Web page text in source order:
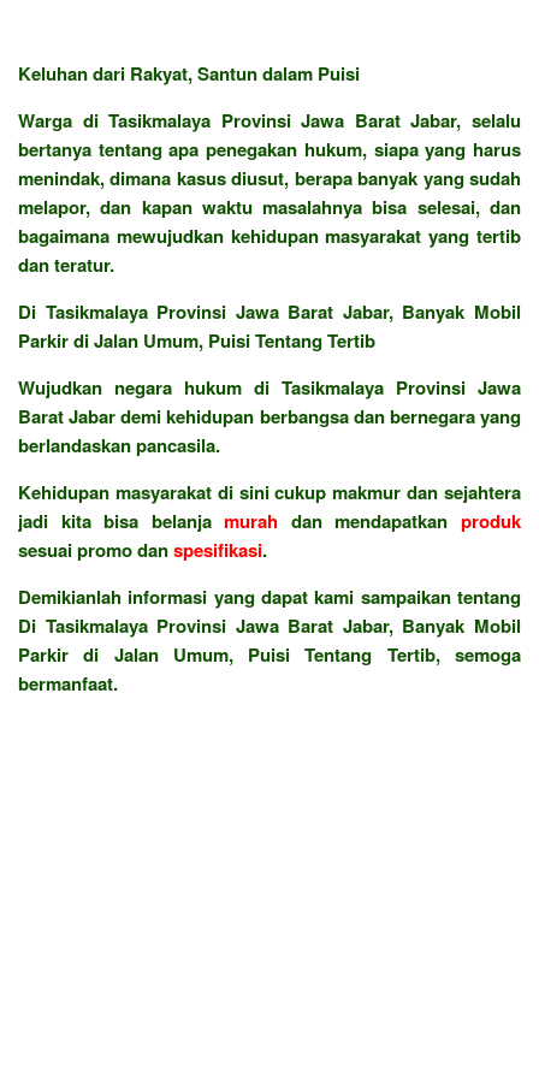
Keluhan dari Rakyat, Santun dalam Puisi
Warga di Tasikmalaya Provinsi Jawa Barat Jabar, selalu
bertanya tentang apa penegakan hukum, siapa yang harus
menindak, dimana kasus diusut, berapa banyak yang sudah
melapor, dan kapan waktu masalahnya bisa selesai, dan
bagaimana mewujudkan kehidupan masyarakat yang tertib
dan teratur.
Di Tasikmalaya Provinsi Jawa Barat Jabar, Banyak Mobil
Parkir di Jalan Umum, Puisi Tentang Tertib
Wujudkan negara hukum di Tasikmalaya Provinsi Jawa
Barat Jabar demi kehidupan berbangsa dan bernegara yang
berlandaskan pancasila.
Kehidupan masyarakat di sini cukup makmur dan sejahtera
jadi kita bisa belanjamurah dan mendapatkanproduk
sesuai promo danspesifikasi.
Demikianlah informasi yang dapat kami sampaikan tentang
Di Tasikmalaya Provinsi Jawa Barat Jabar, Banyak Mobil
Parkir di Jalan Umum, Puisi Tentang Tertib, semoga
bermanfaat.